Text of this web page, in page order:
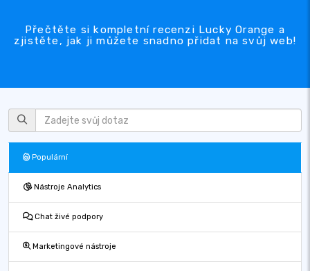
Přečtěte si kompletní recenzi Lucky Orange a
zjistěte, jak ji můžete snadno přidat na svůj web!
Populární
Nástroje Analytics
Chat živé podpory
Marketingové nástroje